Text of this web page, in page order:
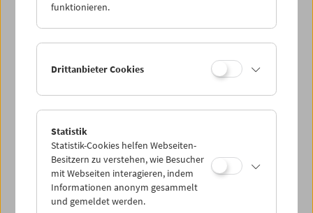
funktionieren.
Drittanbieter Cookies
Statistik
Statistik-Cookies helfen Webseiten-
Besitzern zu verstehen, wie Besucher
mit Webseiten interagieren, indem
Informationen anonym gesammelt
und gemeldet werden.